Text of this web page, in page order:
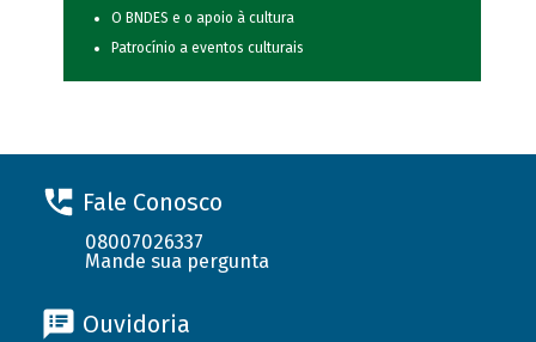
O BNDES e o apoio à cultura
Patrocínio a eventos culturais
Fale Conosco
08007026337
Mande sua pergunta
Ouvidoria